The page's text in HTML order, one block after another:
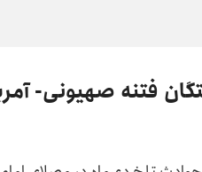
فتنه صهیونی-